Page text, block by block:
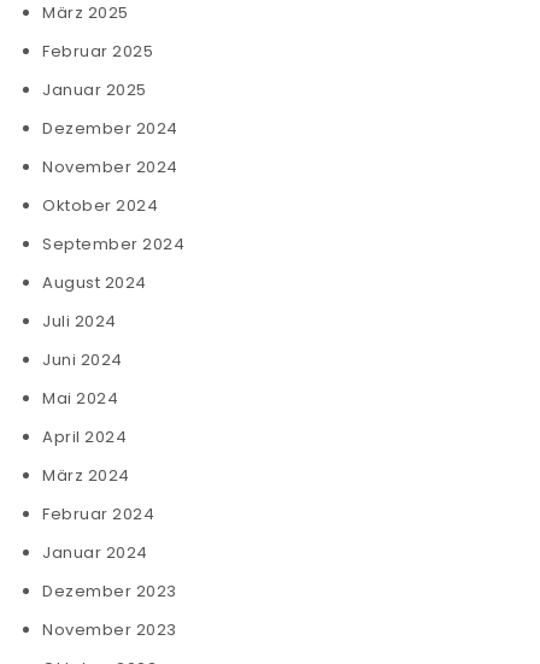
März 2025
Februar 2025
Januar 2025
Dezember 2024
November 2024
Oktober 2024
September 2024
August 2024
Juli 2024
Juni 2024
Mai 2024
April 2024
März 2024
Februar 2024
Januar 2024
Dezember 2023
November 2023